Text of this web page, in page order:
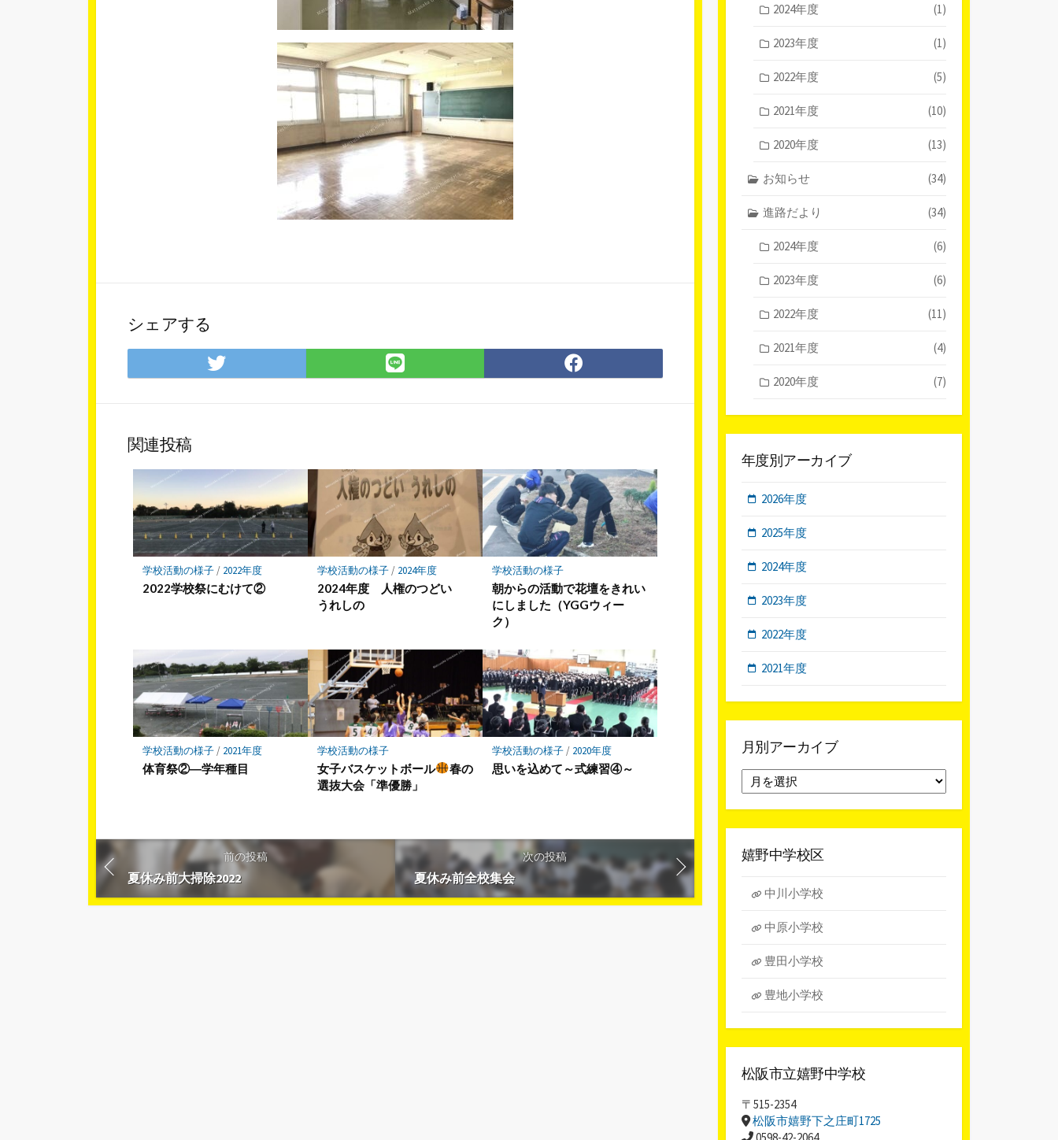
シェアする
Twitter
で
LINE
で
Facebook
で
関連投稿
学校活動の様子/ 2022年度
2022学校祭にむけて②
学校活動の様子/ 2024年度
2024年度 人権のつどい
うれしの
学校活動の様子
朝からの活動で花壇をきれい
にしました（YGGウィー
ク）
学校活動の様子/ 2021年度
体育祭②―学年種目
学校活動の様子
女子バスケットボール
春の
選抜大会「準優勝」
学校活動の様子/ 2020年度
思いを込めて～式練習④～
前の投稿
夏休み前大掃除2022
次の投稿
夏休み前全校集会
2024年度 (1)
2023年度 (1)
2022年度 (5)
2021年度 (10)
2020年度 (13)
お知らせ (34)
進路だより (34)
2024年度 (6)
2023年度 (6)
2022年度 (11)
2021年度 (4)
2020年度 (7)
年度別アーカイブ
2026年度
2025年度
2024年度
2023年度
2022年度
2021年度
月別アーカイブ
別
ア
ー
イ
嬉野中学校区
中川小学校
中原小学校
豊田小学校
豊地小学校
松阪市立嬉野中学校
〒515-2354
松阪市嬉野下之庄町1725
0598-42-2064